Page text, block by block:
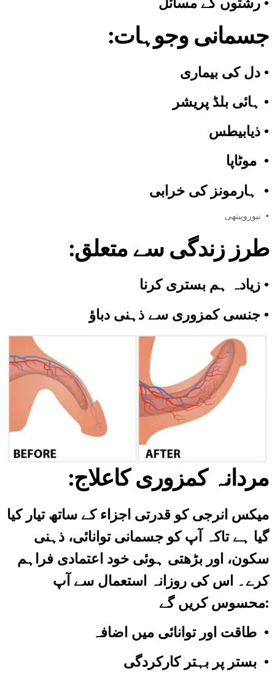
: جسمانی وجوہات
•
ہائی بلڈ پریشر •
ذیابیطس •
موٹاپا •
•
•
:طرز زندگی سے متعلق
•
جنسی کمزوری سے ذہنی دباؤ •
:مردانہ کمزوری کاعلاج
میکس انرجی کو قدرتی اجزاء کے ساتھ تیار کیا
گیا ہے تاکہ آپ کو جسمانی توانائی، ذہنی
سکون، اور بڑھتی ہوئی خود اعتمادی فراہم
کرے۔ اس کی روزانہ استعمال سے آپ
محسوس کریں گے:​
طاقت اور توانائی میں اضافہ •
•